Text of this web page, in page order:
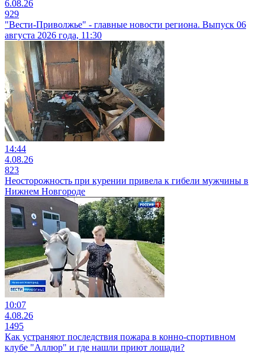
6.08.26
929
"Вести-Приволжье" - главные новости региона. Выпуск 06
августа 2026 года, 11:30
14:44
4.08.26
823
Неосторожность при курении привела к гибели мужчины в
Нижнем Новгороде
10:07
4.08.26
1495
Как устраняют последствия пожара в конно-спортивном
клубе "Аллюр" и где нашли приют лошади?